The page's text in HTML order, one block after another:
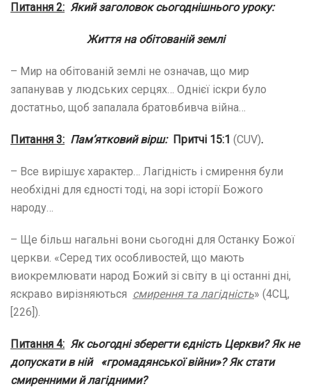
Питання 2: Який заголовок сьогоднішнього уроку:
Життя на обітованій землі
– Мир на обітованій землі не означав, що мир
запанував у людських серцях… Однієї іскри було
достатньо, щоб запалала братовбивча війна…
Питання 3: Пам’ятковий вірш:Притчі 15:1 (CUV).
– Все вирішує характер… Лагідність і смирення були
необхідні для єдності тоді, на зорі історії Божого
народу…
– Ще більш нагальні вони сьогодні для Останку Божої
церкви. «Серед тих особливостей, що мають
виокремлювати народ Божий зі світу в ці останні дні,
яскраво вирізняються смирення та лагідність» (4СЦ,
[226]).
Питання 4: Як сьогодні зберегти єдність Церкви? Як не
допускати в ній «громадянської війни»? Як стати
смиренними й лагідними?